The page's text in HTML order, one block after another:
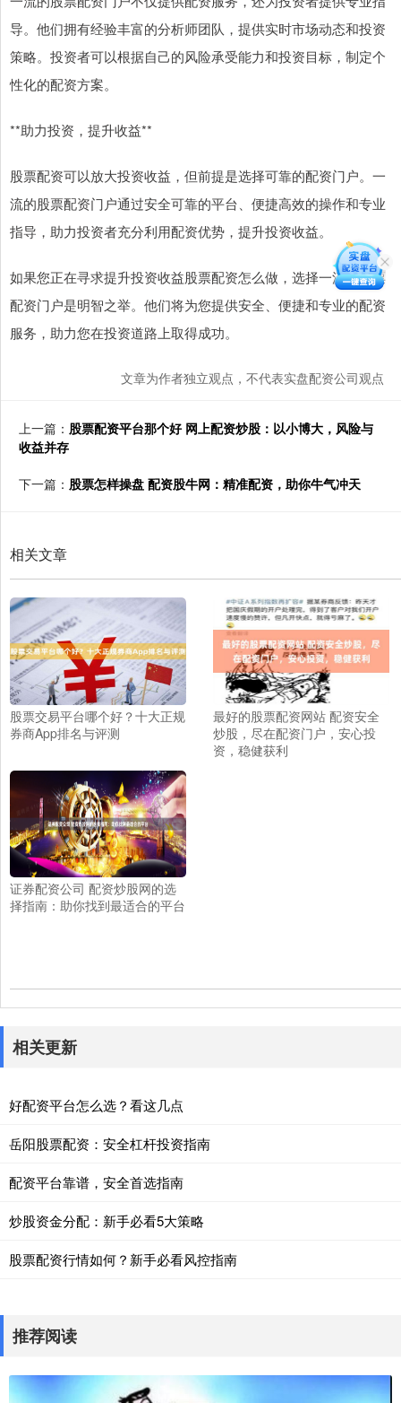
导。他们拥有经验丰富的分析师团队，提供实时市场动态和投资
策略。投资者可以根据自己的风险承受能力和投资目标，制定个
性化的配资方案。
**助力投资，提升收益**
股票配资可以放大投资收益，但前提是选择可靠的配资门户。一
流的股票配资门户通过安全可靠的平台、便捷高效的操作和专业
指导，助力投资者充分利用配资优势，提升投资收益。
如果您正在寻求提升投资收益股票配资怎么做，选择一流的股票
配资门户是明智之举。他们将为您提供安全、便捷和专业的配资
服务，助力您在投资道路上取得成功。
文章为作者独立观点，不代表实盘配资公司观点
上一篇： 股票配资平台那个好 网上配资炒股：以小博大，风险与
收益并存
下一篇： 股票怎样操盘 配资股牛网：精准配资，助你牛气冲天
相关文章
股票交易平台哪个好？十大正规
券商App排名与评测
最好的股票配资网站 配资安全
炒股，尽在配资门户，安心投
资，稳健获利
证券配资公司 配资炒股网的选
择指南：助你找到最适合的平台
相关更新
好配资平台怎么选？看这几点
岳阳股票配资：安全杠杆投资指南
配资平台靠谱，安全首选指南
炒股资金分配：新手必看5大策略
股票配资行情如何？新手必看风控指南
推荐阅读